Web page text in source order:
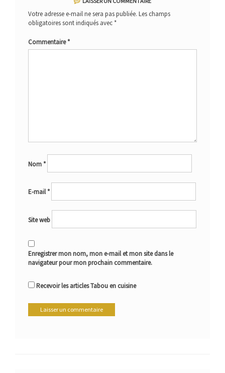
Votre adresse e-mail ne sera pas publiée. Les champs
obligatoires sont indiqués avec *
Commentaire*
Nom*
E-mail*
Site web
Enregistrer mon nom, mon e-mail et mon site dans le
navigateur pour mon prochain commentaire.
Recevoir les articles Tabou en cuisine